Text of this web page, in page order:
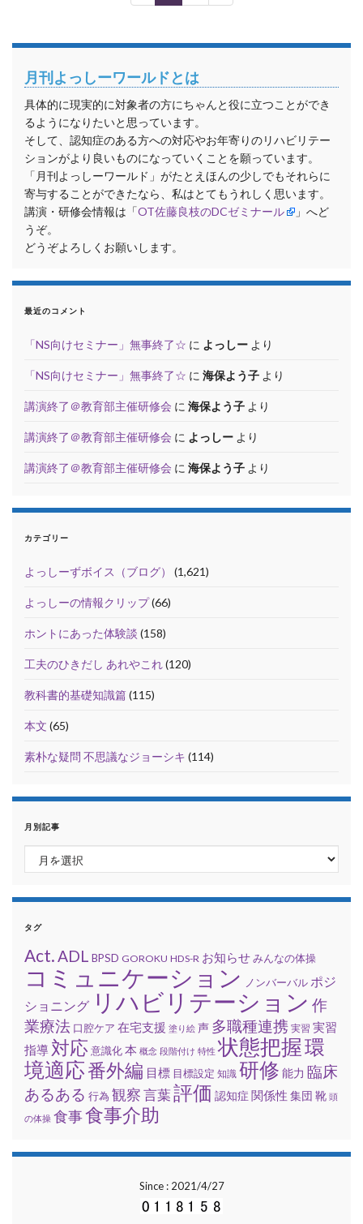
月刊よっしーワールドとは
具体的に現実的に対象者の方にちゃんと役に立つことができ
るようになりたいと思っています。
そして、認知症のある方への対応やお年寄りのリハビリテー
ションがより良いものになっていくことを願っています。
「月刊よっしーワールド」がたとえほんの少しでもそれらに
寄与することができたなら、私はとてもうれしく思います。
講演・研修会情報は「OT佐藤良枝のDCゼミナール
」へど
うぞ。
どうぞよろしくお願いします。
最近のコメント
「NS向けセミナー」無事終了☆ に よっしー より
「NS向けセミナー」無事終了☆ に 海保よう子 より
講演終了＠教育部主催研修会 に 海保よう子 より
講演終了＠教育部主催研修会 に よっしー より
講演終了＠教育部主催研修会 に 海保よう子 より
カテゴリー
よっしーずボイス（ブログ） (1,621)
よっしーの情報クリップ(66)
ホントにあった体験談 (158)
工夫のひきだし あれやこれ(120)
教科書的基礎知識篇 (115)
本文 (65)
素朴な疑問 不思議なジョーシキ (114)
月別記事
月別記事
タグ
Act.ADL BPSD GOROKU HDS-R お知らせみんなの体操
コミュニケーション ノンバーバル ポジ
ショニング リハビリテーション 作
業療法 口腔ケア 在宅支援 塗り絵 声 多職種連携 実習 実習
指導 対応 意識化本 概念 段階付け 特性 状態把握環
境適応番外編 目標 目標設定 知識 研修 能力 臨床
あるある 行為 観察言葉評価 認知症 関係性 集団 靴 頭
の体操 食事食事介助
Since : 2021/4/27